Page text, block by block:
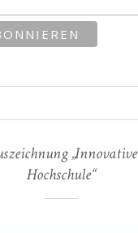
„Innovative
Hochschule“